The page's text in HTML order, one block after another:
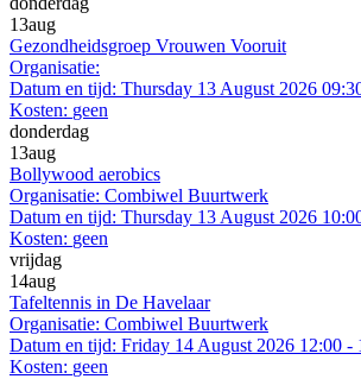
13aug
Gezondheidsgroep Vrouwen Vooruit
Organisatie:
Datum en tijd: Thursday 13 August 2026
Kosten: geen
donderdag
13aug
Bollywood aerobics
Organisatie: Combiwel Buurtwerk
Datum en tijd: Thursday 13 August 2026
Kosten: geen
vrijdag
14aug
Tafeltennis in De Havelaar
Organisatie: Combiwel Buurtwerk
Datum en tijd: Friday 14 August 2026 12:00 -
Kosten: geen